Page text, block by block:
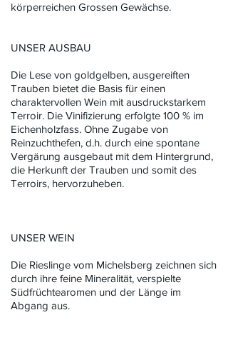
körperreichen Grossen Gewächse.
UNSER AUSBAU
Die Lese von goldgelben, ausgereiften
Trauben bietet die Basis für einen
charaktervollen Wein mit ausdruckstarkem
Terroir. Die Vinifizierung erfolgte 100 % im
Eichenholzfass. Ohne Zugabe von
Reinzuchthefen, d.h. durch eine spontane
Vergärung ausgebaut mit dem Hintergrund,
die Herkunft der Trauben und somit des
Terroirs, hervorzuheben.
UNSER WEIN
Die Rieslinge vom Michelsberg zeichnen sich
durch ihre feine Mineralität, verspielte
Südfrüchtearomen und der Länge im
Abgang aus.